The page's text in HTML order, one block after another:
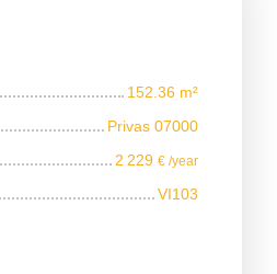
152.36 m²
Privas 07000
2 229 € /year
VI103